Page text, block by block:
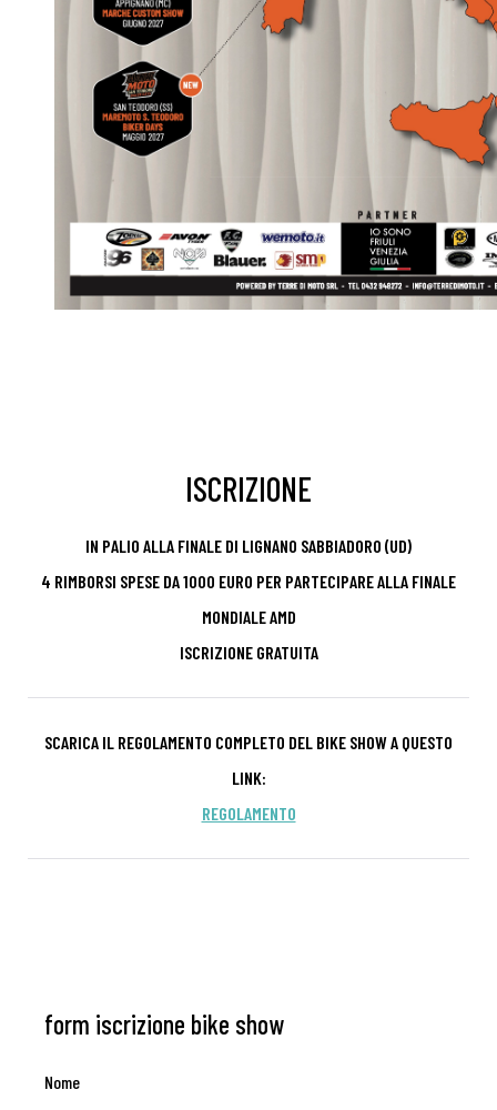
ISCRIZIONE
IN PALIO ALLA FINALE DI LIGNANO SABBIADORO (UD)
4 RIMBORSI SPESE DA 1000 EURO PER PARTECIPARE ALLA FINALE
MONDIALE AMD
ISCRIZIONE GRATUITA
SCARICA IL REGOLAMENTO COMPLETO DEL BIKE SHOW A QUESTO
LINK:
REGOLAMENTO
form iscrizione bike show
Nome